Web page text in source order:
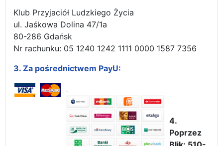
Klub Przyjaciół Ludzkiego Życia
ul. Jaśkowa Dolina 47/1a
80-286 Gdańsk
Nr rachunku: 05 1240 1242 1111 0000 1587 7356
3. Za pośrednictwem PayU:
4.
Poprzez